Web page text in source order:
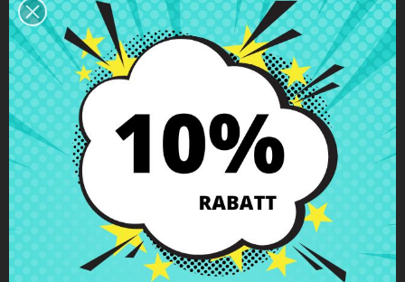
Beschreibung
Produkt Details
Klassen
Bewertungen